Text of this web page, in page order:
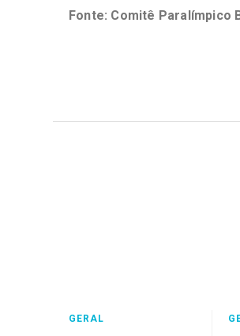
Fonte: Comitê Paralímpico
GERAL